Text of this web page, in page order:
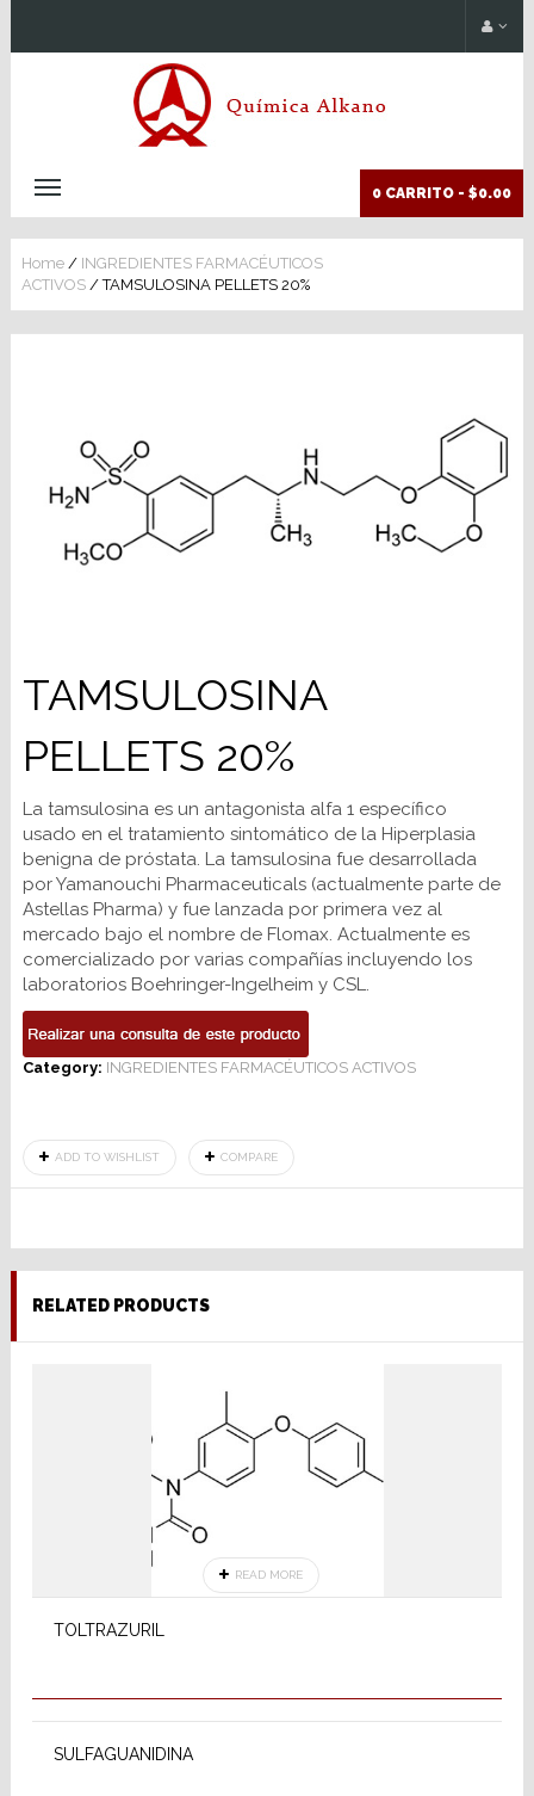
0 CARRITO - $0.00
Home / INGREDIENTES FARMACÉUTICOS
ACTIVOS / TAMSULOSINA PELLETS 20%
TAMSULOSINA
PELLETS 20%
La tamsulosina es un antagonista alfa 1 específico
usado en el tratamiento sintomático de la Hiperplasia
benigna de próstata. La tamsulosina fue desarrollada
por Yamanouchi Pharmaceuticals (actualmente parte de
Astellas Pharma) y fue lanzada por primera vez al
mercado bajo el nombre de Flomax. Actualmente es
comercializado por varias compañías incluyendo los
laboratorios Boehringer-Ingelheim y CSL.
Category: INGREDIENTES FARMACÉUTICOS ACTIVOS
ADD TO WISHLIST COMPARE
RELATED PRODUCTS
TOLTRAZURIL
READ MORE
SULFAGUANIDINA
READ MORE